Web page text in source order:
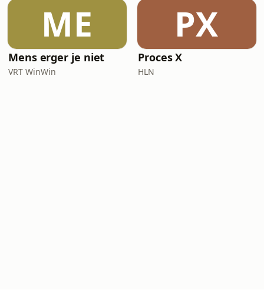
ME
Mens erger je niet
VRT WinWin
PX
Proces X
HLN